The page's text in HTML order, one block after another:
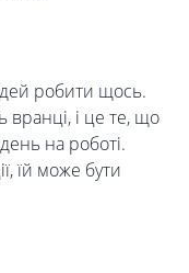
робити щось.
і це те, що
на роботі.
їй може бути